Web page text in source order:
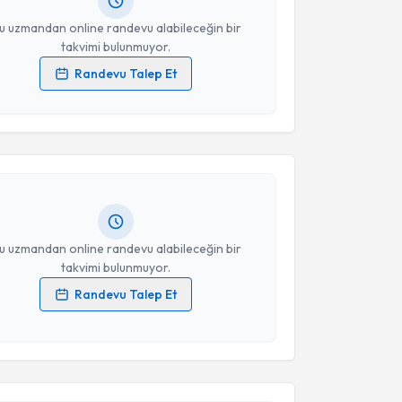
uzmandan online randevu alabileceğin bir
takvimi bulunmuyor.
Randevu Talep Et
verilerimin işlenmesine ilişkinAydınlatma Metni
kabul ediyorum.
uzmandan online randevu alabileceğin bir
takvimi bulunmuyor.
Randevu Talep Et
Talebi
Şiroğluiçin randevu takvimi talebi oluşturun. Size bu
almanız için bir takvim hazırlandığında e-
verilerimin işlenmesine ilişkinAydınlatma Metni
için randevu takvimi talebi oluşturun. Size bu
almanız için bir takvim hazırlandığında e-